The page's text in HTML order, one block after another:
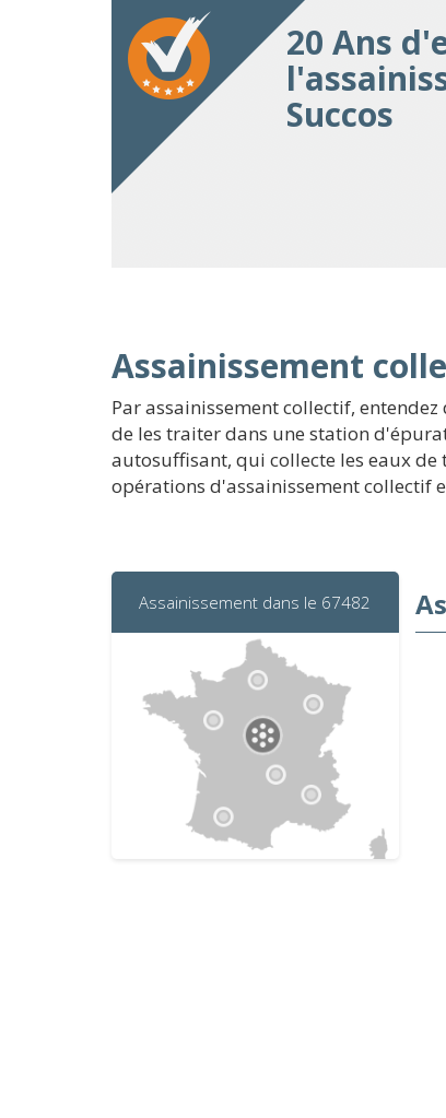
20 Ans
Succos
Assainissement
Par assainissement collectif,
de les traiter dans une station
autosuffisant, qui collecte les eaux
opérations d'assainissement collectif
Assainissement dans le 67482